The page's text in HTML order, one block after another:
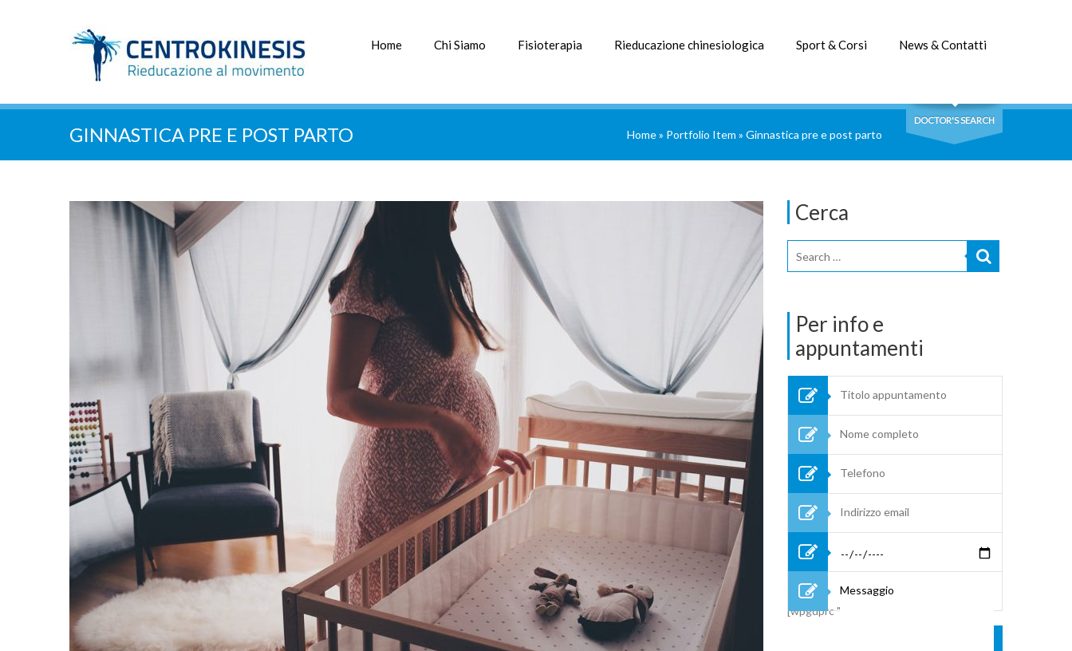
Home Chi Siamo Fisioterapia Rieducazione chinesiologica Sport & Corsi News & Contatti
DOCTOR'S SEARCH
GINNASTICA PRE E POST PARTO Home» Portfolio Item » Ginnastica pre e post parto
Cerca
Per info e
appuntamenti
[wpgdprc "Accetto le condizioni Privacy"]